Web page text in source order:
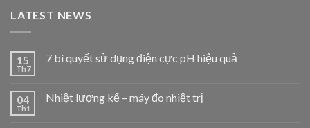
LATEST NEWS
15
Th7
7 bí quyết sử dụng điện cực pH hiệu quả
04
Th1
Nhiệt lượng kế – máy đo nhiệt trị